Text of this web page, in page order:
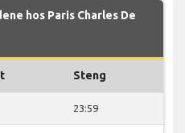
hos Paris Charles De
Steng
23:59